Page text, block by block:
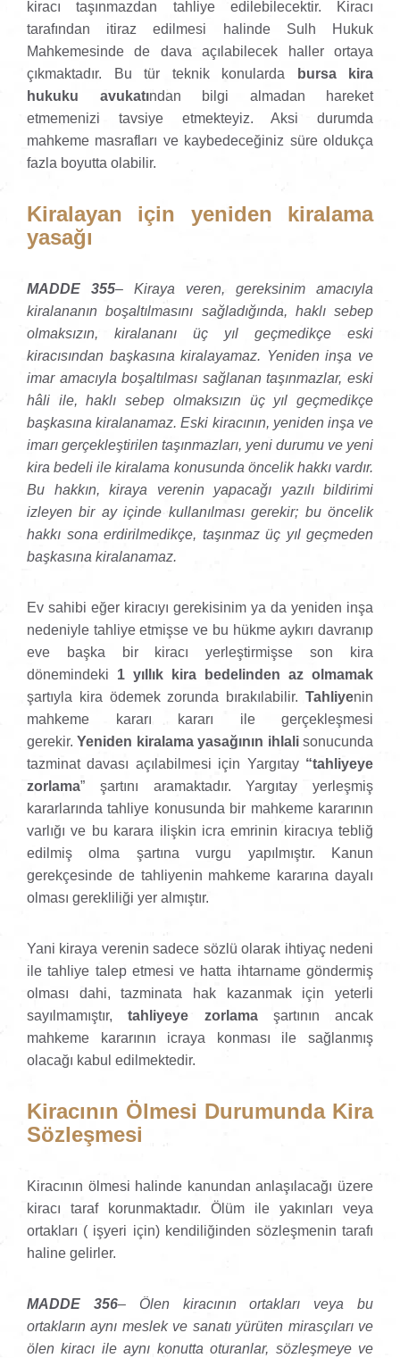
kiracı taşınmazdan tahliye edilebilecektir. Kiracı
tarafından itiraz edilmesi halinde Sulh Hukuk
Mahkemesinde de dava açılabilecek haller ortaya
çıkmaktadır. Bu tür teknik konularda
bursa kira
hukuku avukatından bilgi almadan hareket
etmemenizi tavsiye etmekteyiz. Aksi durumda
mahkeme masrafları ve kaybedeceğiniz süre oldukça
fazla boyutta olabilir.
Kiralayan için yeniden kiralama
yasağı
MADDE 355– Kiraya veren, gereksinim amacıyla
kiralananın boşaltılmasını sağladığında, haklı sebep
olmaksızın, kiralananı üç yıl geçmedikçe eski
kiracısından başkasına kiralayamaz. Yeniden inşa ve
imar amacıyla boşaltılması sağlanan taşınmazlar, eski
hâli ile, haklı sebep olmaksızın üç yıl geçmedikçe
başkasına kiralanamaz. Eski kiracının, yeniden inşa ve
imarı gerçekleştirilen taşınmazları, yeni durumu ve yeni
kira bedeli ile kiralama konusunda öncelik hakkı vardır.
Bu hakkın, kiraya verenin yapacağı yazılı bildirimi
izleyen bir ay içinde kullanılması gerekir; bu öncelik
hakkı sona erdirilmedikçe, taşınmaz üç yıl geçmeden
başkasına kiralanamaz.
Ev sahibi eğer kiracıyı gerekisinim ya da yeniden inşa
nedeniyle tahliye etmişse ve bu hükme aykırı davranıp
eve başka bir kiracı yerleştirmişse son kira
dönemindeki 1 yıllık kira bedelinden az olmamak
şartıyla kira ödemek zorunda bırakılabilir. Tahliyenin
mahkeme kararı kararı ile gerçekleşmesi
gerekir.Yeniden kiralama yasağının ihlalisonucunda
tazminat davası açılabilmesi için Yargıtay “tahliyeye
zorlama” şartını aramaktadır. Yargıtay yerleşmiş
kararlarında tahliye konusunda bir mahkeme kararının
varlığı ve bu karara ilişkin icra emrinin kiracıya tebliğ
edilmiş olma şartına vurgu yapılmıştır. Kanun
gerekçesinde de tahliyenin mahkeme kararına dayalı
olması gerekliliği yer almıştır.
Yani kiraya verenin sadece sözlü olarak ihtiyaç nedeni
ile tahliye talep etmesi ve hatta ihtarname göndermiş
olması dahi, tazminata hak kazanmak için yeterli
sayılmamıştır, tahliyeye zorlamaşartının ancak
mahkeme kararının icraya konması ile sağlanmış
olacağı kabul edilmektedir.
Kiracının Ölmesi Durumunda Kira
Sözleşmesi
Kiracının ölmesi halinde kanundan anlaşılacağı üzere
kiracı taraf korunmaktadır. Ölüm ile yakınları veya
ortakları ( işyeri için) kendiliğinden sözleşmenin tarafı
haline gelirler.
MADDE 356– Ölen kiracının ortakları veya bu
ortakların aynı meslek ve sanatı yürüten mirasçıları ve
ölen kiracı ile aynı konutta oturanlar, sözleşmeye ve